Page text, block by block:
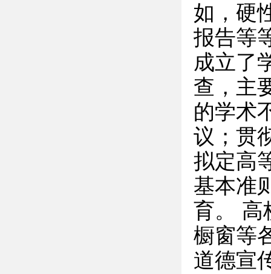
如，硬
报告等
成立了
查，主
的学术
议；贯
拟定高
基本准
育。 高
橱窗等
道德宣